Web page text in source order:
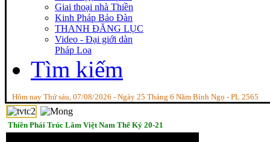
Giai thoại nhà Thiền
Kinh Pháp Bảo Đàn
THANH ĐĂNG LỤC
Video - Đại giới dàn
Pháp Loa
Tìm kiếm
Hôm nay Thứ sáu, 07/08/2026 - Ngày 25 Tháng 6 Năm Bính Ngọ - PL 2565
Thiền Phái Trúc Lâm Việt Nam Thế Kỷ 20-21